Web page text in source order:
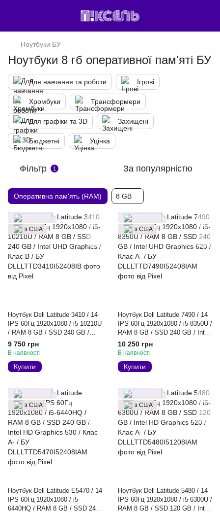
Ноутбуки БУ
Ноутбуки 8 гб оперативної пам'яті БУ
Для навчання та роботи Ігрові
Хромбуки Трансформери
Для графіки та 3D Захищені
Бюджетні Уцінка
Фільтр 1 За популярністю
Оперативна пам'ять (RAM) 8 GB
з США
Ноутбук Dell Latitude 3410 / 14
IPS 60Гц 1920x1080 / i5-10210U
/ RAM 8 GB / SSD 240 GB /
Intel UHD Graphics / Клас B /
БУ
9 750 грн
В наявності
Купити
з США
Ноутбук Dell Latitude 7490 / 14
IPS 60Гц 1920x1080 / i5-8350U /
RAM 8 GB / SSD 240 GB / Intel
UHD Graphics 620 / Клас A- /
БУ
10 250 грн
В наявності
Купити
з США
Ноутбук Dell Latitude E5470 / 14
IPS 60Гц 1920x1080 / i5-
6440HQ / RAM 8 GB / SSD 240
з США
Ноутбук Dell Latitude 5480 / 14
IPS 60Гц 1920x1080 / i5-6300U /
RAM 8 GB / SSD 120 GB / Intel